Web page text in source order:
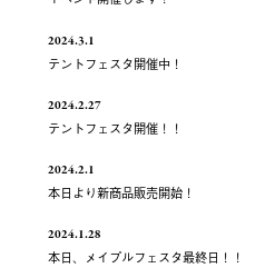
2024.3.1
テントフェスタ開催中！
2024.2.27
テントフェスタ開催！！
2024.2.1
本日より新商品販売開始！
2024.1.28
本日、メイプルフェスタ最終日！！